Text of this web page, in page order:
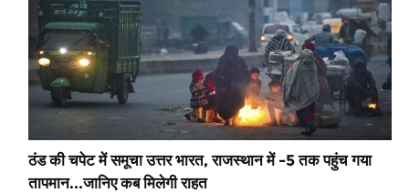
ठंड की चपेट में समूचा उत्तर भारत, राजस्थान में -5 तक पहुंच गया
तापमान...जानिए कब मिलेगी राहत